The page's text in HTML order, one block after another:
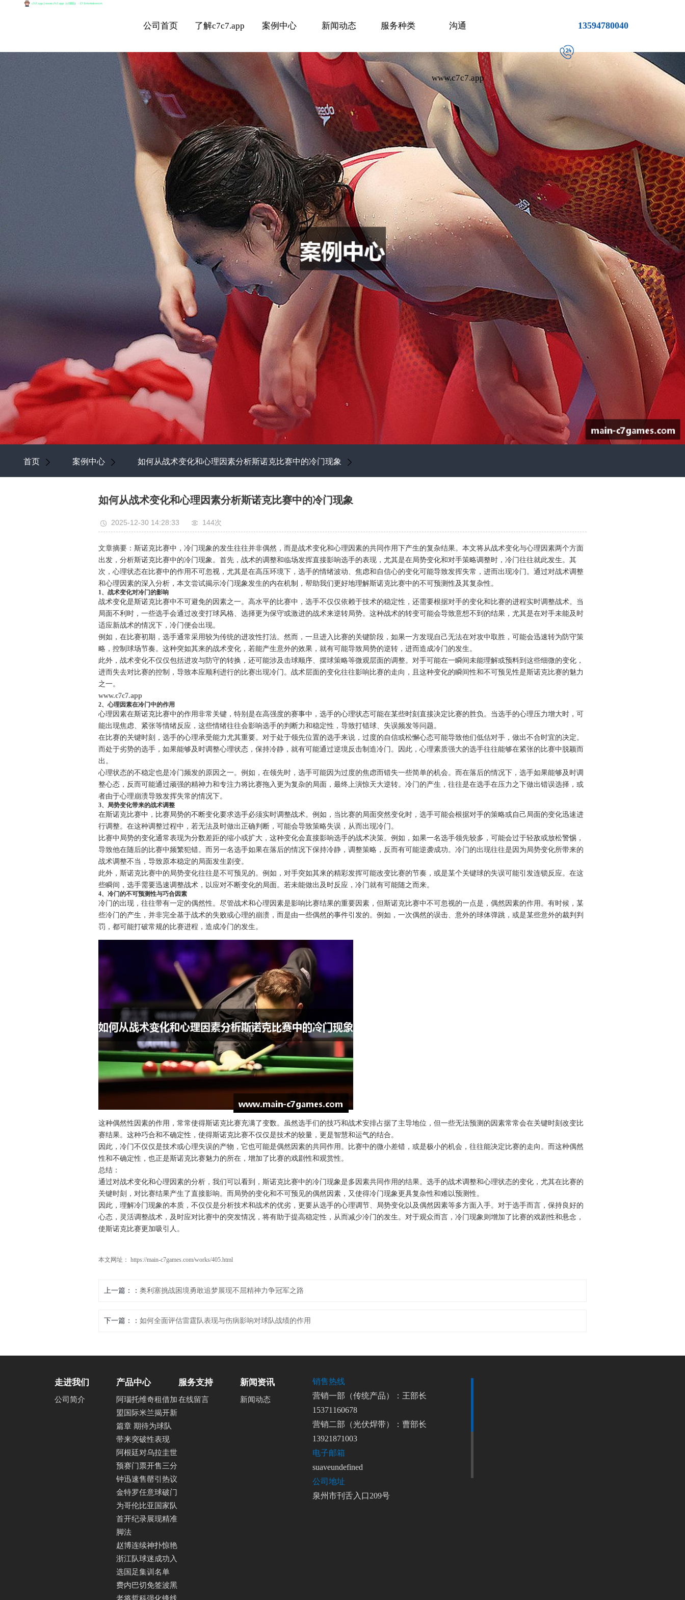
公司首页 了解c7c7.app 案例中心 新闻动态 服务种类 沟通
www.c7c7.app
13594780040
首页 案例中心 如何从战术变化和心理因素分析斯诺克比赛中的冷门现象
如何从战术变化和心理因素分析斯诺克比赛中的冷门现象
2025-12-30 14:28:33 144次
文章摘要：斯诺克比赛中，冷门现象的发生往往并非偶然，而是战术变化和心理因素的共同作用下产生的复杂结果。本文将从战术变化与心理因素两个方面
出发，分析斯诺克比赛中的冷门现象。首先，战术的调整和临场发挥直接影响选手的表现，尤其是在局势变化和对手策略调整时，冷门往往就此发生。其
次，心理状态在比赛中的作用不可忽视，尤其是在高压环境下，选手的情绪波动、焦虑和自信心的变化可能导致发挥失常，进而出现冷门。通过对战术调整
和心理因素的深入分析，本文尝试揭示冷门现象发生的内在机制，帮助我们更好地理解斯诺克比赛中的不可预测性及其复杂性。
1、战术变化对冷门的影响
战术变化是斯诺克比赛中不可避免的因素之一。高水平的比赛中，选手不仅仅依赖于技术的稳定性，还需要根据对手的变化和比赛的进程实时调整战术。当
局面不利时，一些选手会通过改变打球风格、选择更为保守或激进的战术来逆转局势。这种战术的转变可能会导致意想不到的结果，尤其是在对手未能及时
适应新战术的情况下，冷门便会出现。
例如，在比赛初期，选手通常采用较为传统的进攻性打法。然而，一旦进入比赛的关键阶段，如果一方发现自己无法在对攻中取胜，可能会迅速转为防守策
略，控制球场节奏。这种突如其来的战术变化，若能产生意外的效果，就有可能导致局势的逆转，进而造成冷门的发生。
此外，战术变化不仅仅包括进攻与防守的转换，还可能涉及击球顺序、摆球策略等微观层面的调整。对手可能在一瞬间未能理解或预料到这些细微的变化，
进而失去对比赛的控制，导致本应顺利进行的比赛出现冷门。战术层面的变化往往影响比赛的走向，且这种变化的瞬间性和不可预见性是斯诺克比赛的魅力
之一。
www.c7c7.app
2、心理因素在冷门中的作用
心理因素在斯诺克比赛中的作用非常关键，特别是在高强度的赛事中，选手的心理状态可能在某些时刻直接决定比赛的胜负。当选手的心理压力增大时，可
能出现焦虑、紧张等情绪反应，这些情绪往往会影响选手的判断力和稳定性，导致打错球、失误频发等问题。
在比赛的关键时刻，选手的心理承受能力尤其重要。对于处于领先位置的选手来说，过度的自信或松懈心态可能导致他们低估对手，做出不合时宜的决定。
而处于劣势的选手，如果能够及时调整心理状态，保持冷静，就有可能通过逆境反击制造冷门。因此，心理素质强大的选手往往能够在紧张的比赛中脱颖而
出。
心理状态的不稳定也是冷门频发的原因之一。例如，在领先时，选手可能因为过度的焦虑而错失一些简单的机会。而在落后的情况下，选手如果能够及时调
整心态，反而可能通过顽强的精神力和专注力将比赛拖入更为复杂的局面，最终上演惊天大逆转。冷门的产生，往往是在选手在压力之下做出错误选择，或
者由于心理崩溃导致发挥失常的情况下。
3、局势变化带来的战术调整
在斯诺克比赛中，比赛局势的不断变化要求选手必须实时调整战术。例如，当比赛的局面突然变化时，选手可能会根据对手的策略或自己局面的变化迅速进
行调整。在这种调整过程中，若无法及时做出正确判断，可能会导致策略失误，从而出现冷门。
比赛中局势的变化通常表现为分数差距的缩小或扩大，这种变化会直接影响选手的战术决策。例如，如果一名选手领先较多，可能会过于轻敌或放松警惕，
导致他在随后的比赛中频繁犯错。而另一名选手如果在落后的情况下保持冷静，调整策略，反而有可能逆袭成功。冷门的出现往往是因为局势变化所带来的
战术调整不当，导致原本稳定的局面发生剧变。
此外，斯诺克比赛中的局势变化往往是不可预见的。例如，对手突如其来的精彩发挥可能改变比赛的节奏，或是某个关键球的失误可能引发连锁反应。在这
些瞬间，选手需要迅速调整战术，以应对不断变化的局面。若未能做出及时反应，冷门就有可能随之而来。
4、冷门的不可预测性与巧合因素
冷门的出现，往往带有一定的偶然性。尽管战术和心理因素是影响比赛结果的重要因素，但斯诺克比赛中不可忽视的一点是，偶然因素的作用。有时候，某
些冷门的产生，并非完全基于战术的失败或心理的崩溃，而是由一些偶然的事件引发的。例如，一次偶然的误击、意外的球体弹跳，或是某些意外的裁判判
罚，都可能打破常规的比赛进程，造成冷门的发生。
这种偶然性因素的作用，常常使得斯诺克比赛充满了变数。虽然选手们的技巧和战术安排占据了主导地位，但一些无法预测的因素常常会在关键时刻改变比
赛结果。这种巧合和不确定性，使得斯诺克比赛不仅仅是技术的较量，更是智慧和运气的结合。
因此，冷门不仅仅是技术或心理失误的产物，它也可能是偶然因素的共同作用。比赛中的微小差错，或是极小的机会，往往能决定比赛的走向。而这种偶然
性和不确定性，也正是斯诺克比赛魅力的所在，增加了比赛的戏剧性和观赏性。
总结：
通过对战术变化和心理因素的分析，我们可以看到，斯诺克比赛中的冷门现象是多因素共同作用的结果。选手的战术调整和心理状态的变化，尤其在比赛的
关键时刻，对比赛结果产生了直接影响。而局势的变化和不可预见的偶然因素，又使得冷门现象更具复杂性和难以预测性。
因此，理解冷门现象的本质，不仅仅是分析技术和战术的优劣，更要从选手的心理调节、局势变化以及偶然因素等多方面入手。对于选手而言，保持良好的
心态，灵活调整战术，及时应对比赛中的突发情况，将有助于提高稳定性，从而减少冷门的发生。对于观众而言，冷门现象则增加了比赛的戏剧性和悬念，
使斯诺克比赛更加吸引人。
本文网址： https://main-c7games.com/works/405.html
上一篇： 奥利塞挑战困境勇敢追梦展现不屈精神力争冠军之路
下一篇： 如何全面评估雷霆队表现与伤病影响对球队战绩的作用
走进我们
公司简介
产品中心
阿瑙托维奇租借加
盟国际米兰揭开新
篇章 期待为球队
带来突破性表现
阿根廷对乌拉圭世
预赛门票开售三分
钟迅速售罄引热议
金特罗任意球破门
为哥伦比亚国家队
首开纪录展现精准
脚法
赵博连续神扑惊艳
浙江队球迷成功入
选国足集训名单
费内巴切免签波黑
服务支持
在线留言
新闻资讯
新闻动态
销售热线
营销一部（传统产品）：王部长
15371160678
营销二部（光伏焊带）：曹部长
13921871003
电子邮箱
suaveundefined
公司地址
泉州市刊舌入口209号